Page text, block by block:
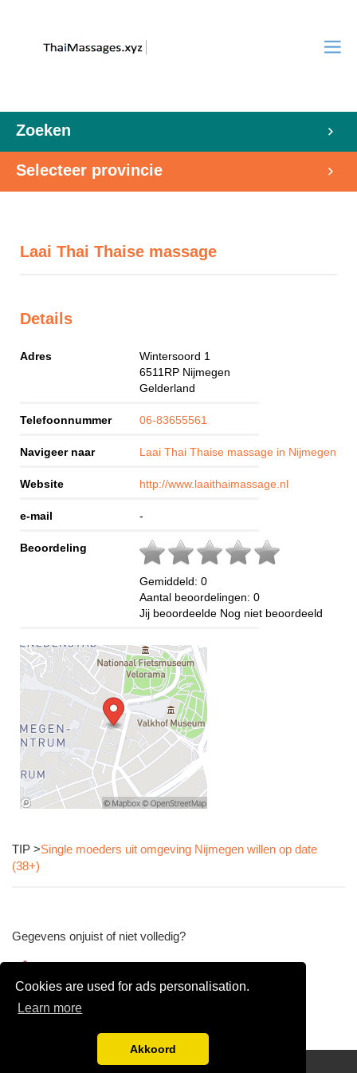
Cookies are used for ads personalisation.
Learn more
Akkoord
Zoeken
Selecteer provincie
Laai Thai Thaise massage
Details
Adres
Wintersoord 1
6511RP Nijmegen
Gelderland
Telefoonnummer 06-83655561
Navigeer naar Laai Thai Thaise massage in Nijmegen
Website http://www.laaithaimassage.nl
e-mail -
Beoordeling
Gemiddeld: 0
Aantal beoordelingen: 0
Jij beoordeelde Nog niet beoordeeld
TIP >Single moeders uit omgeving Nijmegen willen op date
(38+)
Gegevens onjuist of niet volledig?